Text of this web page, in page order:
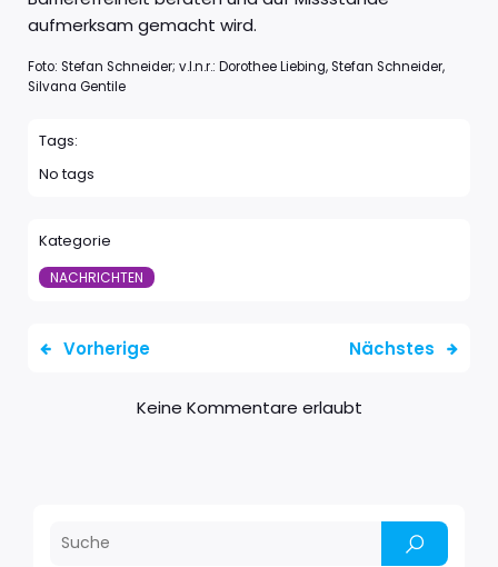
aufmerksam gemacht wird.
Foto: Stefan Schneider; v.l.n.r.: Dorothee Liebing, Stefan Schneider,
Silvana Gentile
Tags:
No tags
Kategorie
NACHRICHTEN
Vorherige Nächstes
Keine Kommentare erlaubt